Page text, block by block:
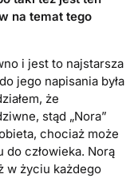
na temat tego
i jest to najstarsza
jego napisania była
że
stąd „Nora”
chociaż może
człowieka. Norą
w życiu każdego